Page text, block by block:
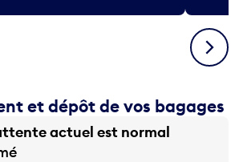
Suivant
et dépôt de vos bagages
actuel est normal